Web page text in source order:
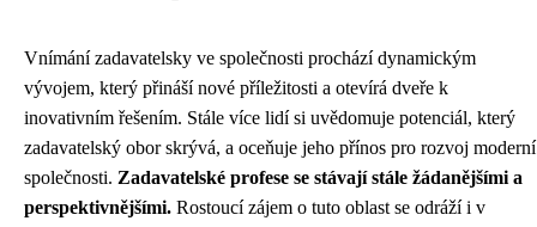
Vnímání zadavatelsky ve společnosti prochází dynamickým
vývojem, který přináší nové příležitosti a otevírá dveře k
inovativním řešením. Stále více lidí si uvědomuje potenciál, který
zadavatelský obor skrývá, a oceňuje jeho přínos pro rozvoj moderní
společnosti. Zadavatelské profese se stávají stále žádanějšími a
perspektivnějšími. Rostoucí zájem o tuto oblast se odráží i v